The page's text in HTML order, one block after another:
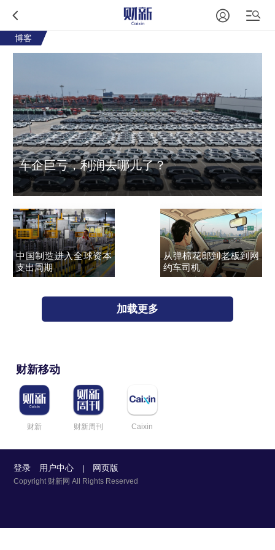
博客
车企巨亏，利润去哪儿了？
中国制造进入全球资本
支出周期
从弹棉花郎到老板到网
约车司机
加载更多
财新移动
财新 财新周刊 Caixin
登录 用户中心 网页版
Copyright 财新网 All Rights Reserved